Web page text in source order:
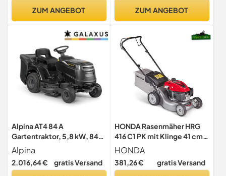
ZUM ANGEBOT
Stahlgehäuse
ZUM ANGEBOT
Alpina AT4 84 A
Gartentraktor, 5,8 kW, 84
cm – Fangkorb 200 L,
Elektromagnetische
Messerzuschaltung – Für
Alpina
2.016,64 € gratis Versand
HONDA Rasenmäher HRG
416 C1 PK mit Klinge 41 cm
(neues Modell 2023)
HONDA
381,26 € gratis Versand